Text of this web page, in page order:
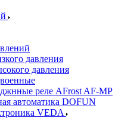
давления
давления
реле AFrost AF-MP
автоматика DOFUN
VEDA